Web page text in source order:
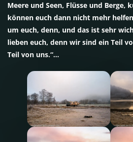
Meere und Seen, Flüsse und Berge,
können euch dann nicht mehr
um euch, denn, und das ist sehr
lieben euch, denn wir sind ein Teil
Teil von uns.“…